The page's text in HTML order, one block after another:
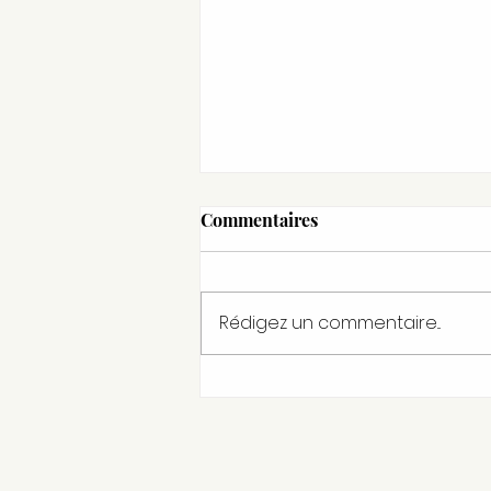
Commentaires
Rédigez un commentaire...